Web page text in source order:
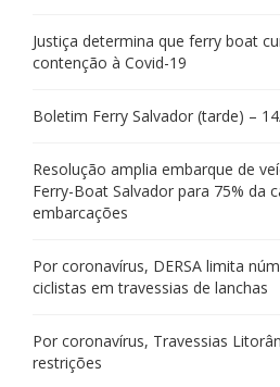
Justiça determina que ferry boat
contenção à Covid-19
Boletim Ferry Salvador (tarde) –
Resolução amplia embarque de
Ferry-Boat Salvador para 75% da
embarcações
Por coronavírus, DERSA limita
ciclistas em travessias de lanchas
Por coronavírus, Travessias
restrições